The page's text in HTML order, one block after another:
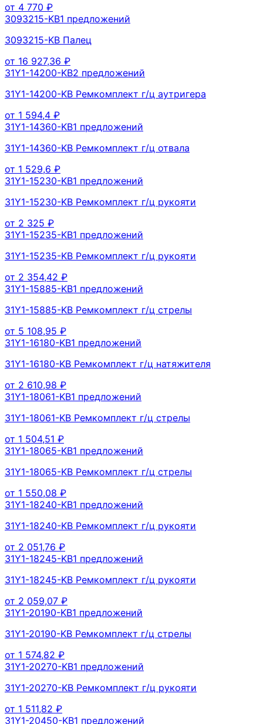
от 4 770 ₽
3093215-KB1 предложений
3093215-KB Палец
от 16 927,36 ₽
31Y1-14200-KB2 предложений
31Y1-14200-KB Ремкомплект г/ц аутригера
от 1 594,4 ₽
31Y1-14360-KB1 предложений
31Y1-14360-KB Ремкомплект г/ц отвала
от 1 529,6 ₽
31Y1-15230-KB1 предложений
31Y1-15230-KB Ремкомплект г/ц рукояти
от 2 325 ₽
31Y1-15235-KB1 предложений
31Y1-15235-KB Ремкомплект г/ц рукояти
от 2 354,42 ₽
31Y1-15885-KB1 предложений
31Y1-15885-KB Ремкомплект г/ц стрелы
от 5 108,95 ₽
31Y1-16180-KB1 предложений
31Y1-16180-KB Ремкомплект г/ц натяжителя
от 2 610,98 ₽
31Y1-18061-KB1 предложений
31Y1-18061-KB Ремкомплект г/ц стрелы
от 1 504,51 ₽
31Y1-18065-KB1 предложений
31Y1-18065-KB Ремкомплект г/ц стрелы
от 1 550,08 ₽
31Y1-18240-KB1 предложений
31Y1-18240-KB Ремкомплект г/ц рукояти
от 2 051,76 ₽
31Y1-18245-KB1 предложений
31Y1-18245-KB Ремкомплект г/ц рукояти
от 2 059,07 ₽
31Y1-20190-KB1 предложений
31Y1-20190-KB Ремкомплект г/ц стрелы
от 1 574,82 ₽
31Y1-20270-KB1 предложений
31Y1-20270-KB Ремкомплект г/ц рукояти
от 1 511,82 ₽
31Y1-20450-KB1 предложений